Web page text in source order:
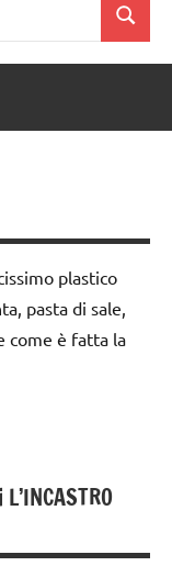
Cerca
plastico
pasta di sale,
come è fatta la